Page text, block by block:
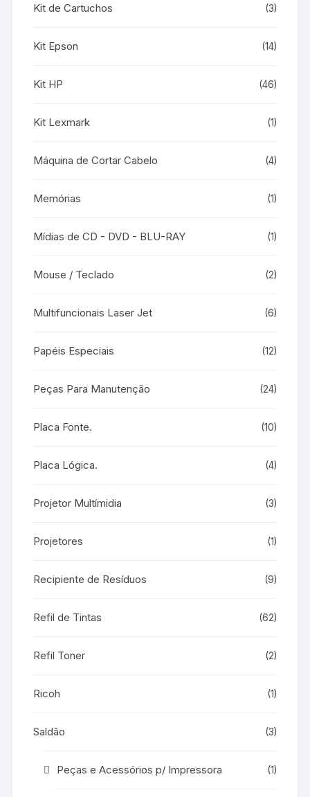
Kit de Cartuchos (3)
Kit Epson (14)
Kit HP (46)
Kit Lexmark (1)
Máquina de Cortar Cabelo (4)
Memórias (1)
Mídias de CD - DVD - BLU-RAY (1)
Mouse / Teclado (2)
Multifuncionais Laser Jet (6)
Papéis Especiais (12)
Peças Para Manutenção (24)
Placa Fonte. (10)
Placa Lógica. (4)
Projetor Multímidia (3)
Projetores (1)
Recipiente de Resíduos (9)
Refil de Tintas (62)
Refil Toner (2)
Ricoh (1)
Saldão (3)
Peças e Acessórios p/ Impressora (1)